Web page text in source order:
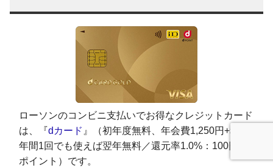
ローソンのコンビニ支払いでお得なクレジットカード
は、『dカード 』（初年度無料、年会費1,250円+税※
年間1回でも使えば翌年無料／還元率1.0%：100円で1
ポイント）です。